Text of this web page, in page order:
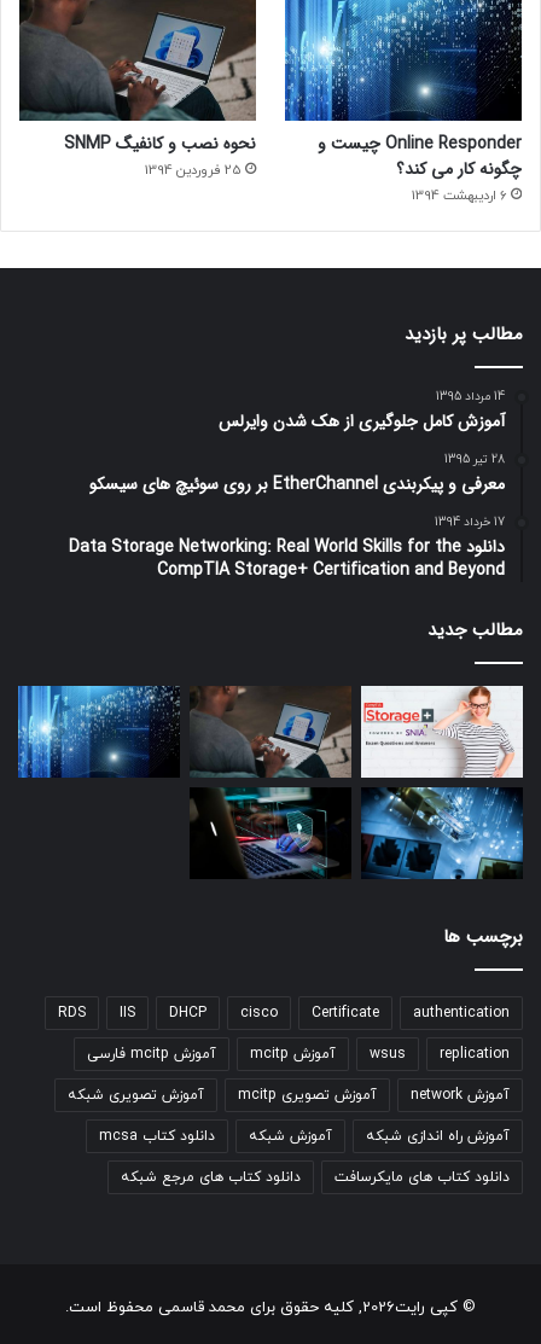
Online Responder چیست و
چگونه کار می کند؟
6 اردیبهشت 1394
نحوه نصب و کانفیگ SNMP
25 فروردین 1394
مطالب پر بازدید
14 مرداد 1395
آموزش کامل جلوگیری از هک شدن وایرلس
28 تیر 1395
معرفی و پیکربندی EtherChannel بر روی سوئیچ های سیسکو
17 خرداد 1394
دانلود Data Storage Networking: Real World Skills for the
CompTIA Storage+ Certification and Beyond
مطالب جدید
برچسب ها
authentication
Certificate
cisco
DHCP
IIS
RDS
replication
wsus آموزش mcitp آموزش mcitp فارسی
آموزش network آموزش تصویری mcitp آموزش تصویری شبکه
آموزش راه اندازی شبکه آموزش شبکه دانلود کتاب mcsa
دانلود کتاب های مایکرسافت دانلود کتاب های مرجع شبکه
© کپی رایت2026, کلیه حقوق برای محمد قاسمی محفوظ است.